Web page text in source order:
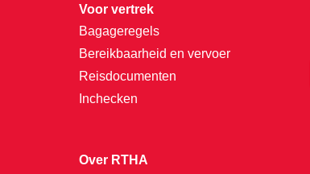
Voor vertrek
Bagageregels
Bereikbaarheid en vervoer
Reisdocumenten
Inchecken
Over RTHA